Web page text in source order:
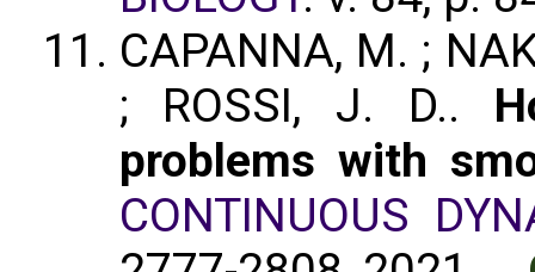
CAPANNA, M. ;
; ROSSI, J. D..
problems with
CONTINUOUS